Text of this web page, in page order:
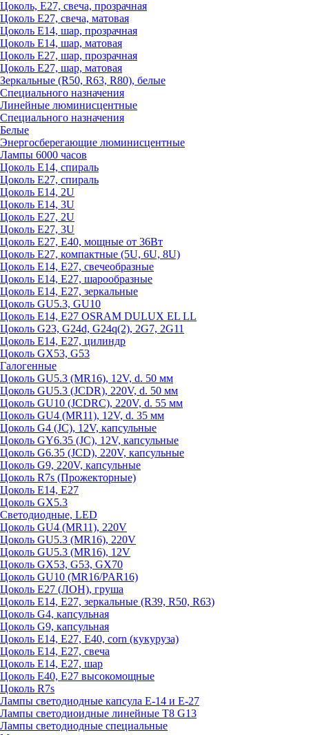
Цоколь, Е27, свеча, прозрачная
Цоколь Е27, свеча, матовая
Цоколь Е14, шар, прозрачная
Цоколь Е14, шар, матовая
Цоколь Е27, шар, прозрачная
Цоколь Е27, шар, матовая
Зеркальные (R50, R63, R80), белые
Специального назначения
Линейные люминисцентные
Специального назначения
Белые
Энергосберегающие люминисцентные
Лампы 6000 часов
Цоколь Е14, спираль
Цоколь Е27, спираль
Цоколь Е14, 2U
Цоколь Е14, 3U
Цоколь Е27, 2U
Цоколь Е27, 3U
Цоколь Е27, Е40, мощные от 36Вт
Цоколь Е27, компактные (5U, 6U, 8U)
Цоколь Е14, Е27, свечеобразные
Цоколь Е14, Е27, шарообразные
Цоколь Е14, Е27, зеркальные
Цоколь GU5.3, GU10
Цоколь Е14, Е27 OSRAM DULUX EL LL
Цоколь G23, G24d, G24q(2), 2G7, 2G11
Цоколь Е14, Е27, цилиндр
Цоколь GX53, G53
Галогенные
Цоколь GU5.3 (MR16), 12V, d. 50 мм
Цоколь GU5.3 (JCDR), 220V, d. 50 мм
Цоколь GU10 (JCDRC), 220V, d. 55 мм
Цоколь GU4 (MR11), 12V, d. 35 мм
Цоколь G4 (JC), 12V, капсульные
Цоколь GY6.35 (JC), 12V, капсульные
Цоколь G6.35 (JCD), 220V, капсульные
Цоколь G9, 220V, капсульные
Цоколь R7s (Прожекторные)
Цоколь E14, E27
Цоколь GX5.3
Светодиодные, LED
Цоколь GU4 (MR11), 220V
Цоколь GU5.3 (MR16), 220V
Цоколь GU5.3 (MR16), 12V
Цоколь GX53, G53, GX70
Цоколь GU10 (MR16/PAR16)
Цоколь Е27 (ЛОН), груша
Цоколь Е14, Е27, зеркальные (R39, R50, R63)
Цоколь G4, капсульная
Цоколь G9, капсульная
Цоколь Е14, Е27, Е40, corn (кукуруза)
Цоколь Е14, Е27, свеча
Цоколь Е14, Е27, шар
Цоколь Е40, Е27 высокомощные
Цоколь R7s
Лампы светодиодные капсула Е-14 и Е-27
Лампы светодиоидные линейные T8 G13
Лампы светодиодные специальные